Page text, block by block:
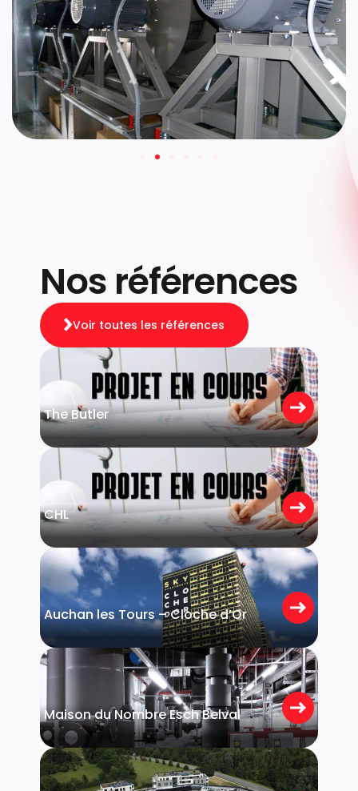
Nos références
Voir toutes les références
Bertrange
The Butler
Strassen
CHL
Luxembourg
Auchan les Tours – Cloche d’Or
Maison du Nombre Esch Belval